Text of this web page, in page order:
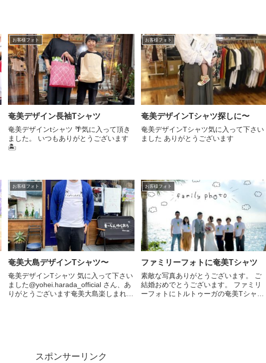
お客様フォト
奄美デザイン長袖Tシャツ
奄美デザインtシャツ 🌴気に入って頂き
ました。 いつもありがとうございます
🏝
お客様フォト
奄美デザインTシャツ探しに〜
奄美デザインTシャツ気に入って下さい
ました ありがとうございます
お客様フォト
奄美大島デザインTシャツ〜
奄美デザインTシャツ 気に入って下さい
ました@yohei.harada_official さん、あ
りがとうございます奄美大島楽しまれて
お客様フォト
ファミリーフォトに奄美Tシャツ
素敵な写真ありがとうございます。 ご
結婚おめでとうございます。 ファミリ
ーフォトにトルトゥーガの奄美Tシャツ
スポンサーリンク